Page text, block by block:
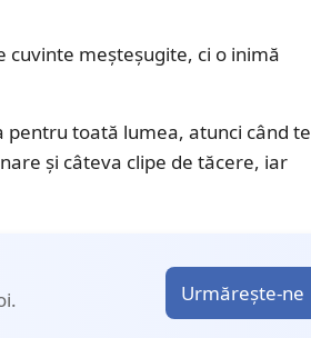
cuvinte meșteșugite, ci o inimă
pentru toată lumea, atunci când te
și câteva clipe de tăcere, iar
Urmărește-ne